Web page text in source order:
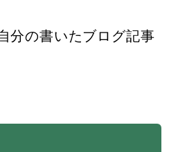
分の書いたブログ記事